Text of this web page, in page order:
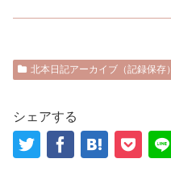
北本日記アーカイブ（記録保存）
シェアする